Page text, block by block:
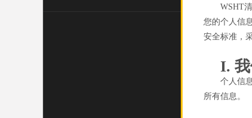
WSHT
您的个人信
安全标准，
I.
个人信
所有信息。